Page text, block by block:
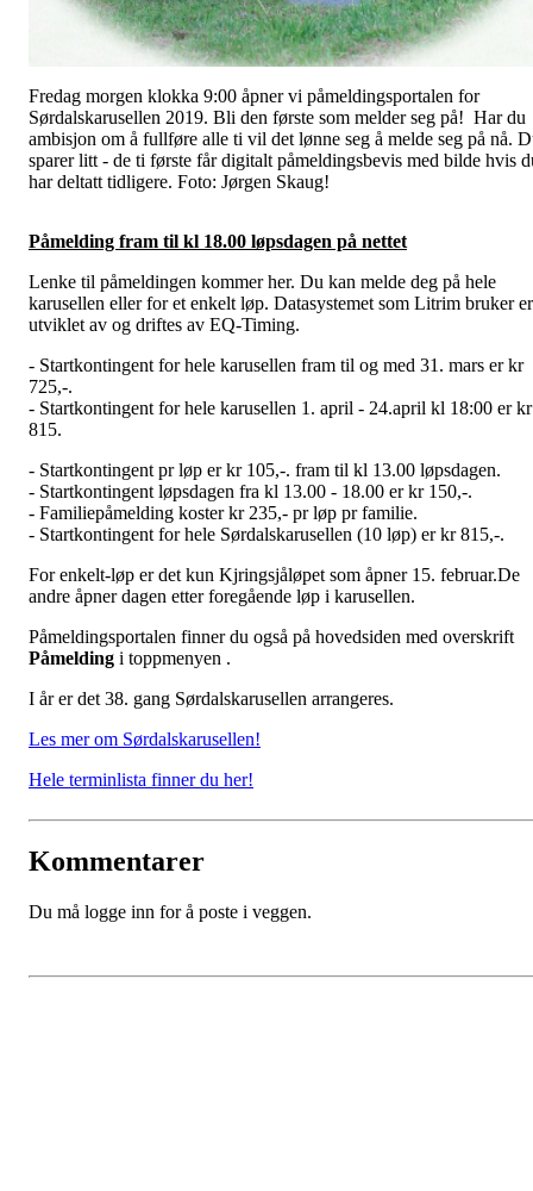
Fredag morgen klokka 9:00 åpner vi påmeldingsportalen for
Sørdalskarusellen 2019. Bli den første som melder seg på! Har du
ambisjon om å fullføre alle ti vil det lønne seg å melde seg på nå.
sparer litt - de ti første får digitalt påmeldingsbevis med bilde hvis
har deltatt tidligere. Foto: Jørgen Skaug!
Påmelding fram til kl 18.00 løpsdagen på nettet
Lenke til påmeldingen kommer her. Du kan melde deg på hele
karusellen eller for et enkelt løp. Datasystemet som Litrim bruker er
utviklet av og driftes av EQ-Timing.
- Startkontingent for hele karusellen fram til og med 31. mars er kr
725,-.
- Startkontingent for hele karusellen 1. april - 24.april kl 18:00 er kr
815.
- Startkontingent pr løp er kr 105,-. fram til kl 13.00 løpsdagen.
- Startkontingent løpsdagen fra kl 13.00 - 18.00 er kr 150,-.
- Familiepåmelding koster kr 235,- pr løp pr familie.
- Startkontingent for hele Sørdalskarusellen (10 løp) er kr 815,-.
For enkelt-løp er det kun Kjringsjåløpet som åpner 15. februar.De
andre åpner dagen etter foregående løp i karusellen.
Påmeldingsportalen finner du også på hovedsiden med overskrift
Påmelding i toppmenyen .
I år er det 38. gang Sørdalskarusellen arrangeres.
Les mer om Sørdalskarusellen!
Hele terminlista finner du her!
Kommentarer
Du må logge inn for å poste i veggen.